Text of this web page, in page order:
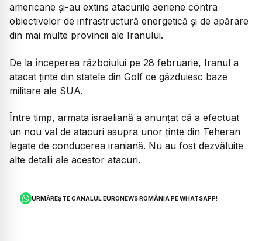
americane și-au extins atacurile aeriene contra
obiectivelor de infrastructură energetică și de apărare
din mai multe provincii ale Iranului.
De la începerea războiului pe 28 februarie, Iranul a
atacat ținte din statele din Golf ce găzduiesc baze
militare ale SUA.
Între timp, armata israeliană a anunțat că a efectuat
un nou val de atacuri asupra unor ținte din Teheran
legate de conducerea iraniană. Nu au fost dezvăluite
alte detalii ale acestor atacuri.
URMĂREȘTE CANALUL EURONEWS ROMÂNIA PE WHATSAPP!